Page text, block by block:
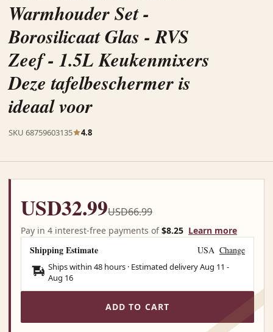
Warmhouder Set -
Borosilicaat Glas - RVS
Zeef - 1.5L Keukenmixers
Deze tafelbeschermer is
ideaal voor
SKU 68759603135 4.8
USD32.99USD66.99
Pay in 4 interest-free payments of$8.25 Learn more
Shipping Estimate USA Change
Ships within 48 hours · Estimated deliveryAug 11 -
Aug 16
ADD TO CART